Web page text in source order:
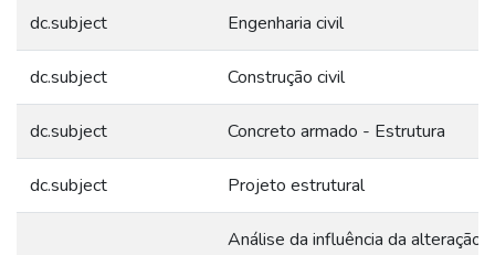
dc.subject Engenharia civil
dc.subject Construção civil
dc.subject Concreto armado - Estrutura
dc.subject Projeto estrutural
Análise da influência da alteração